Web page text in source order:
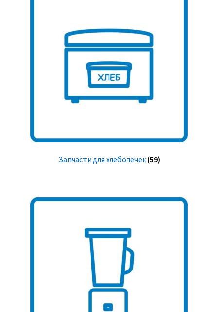
Запчасти для хлебопечек (59)